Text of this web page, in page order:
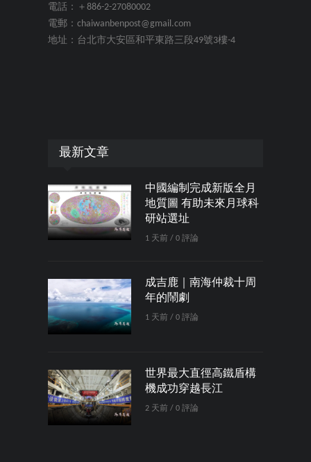
電話：＋886-2-27080002
電郵：chaiwanbenpost@gmail.com
地址：台北市大安區和平東路三段49號3樓-4
最新文章
中國編制完成新版全月
地質圖 有助未來月球科
研站選址
1 天前 / 0 評論
成吉鹿｜南海仲裁十周
年的鬧劇
1 天前 / 0 評論
世界最大直徑高鐵盾構
機成功穿越長江
2 天前 / 0 評論